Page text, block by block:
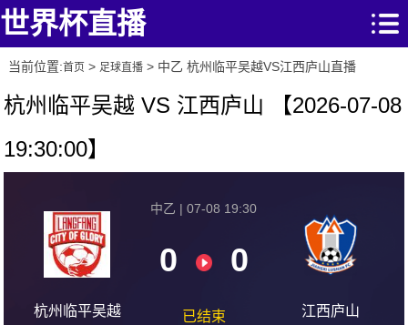
世界杯直播
当前位置:首页> 足球直播> 中乙 杭州临平吴越VS江西庐山直播
杭州临平吴越 VS 江西庐山 【2026-07-08
19:30:00】
杭州临平吴越
中乙 | 07-08 19:30
0 0
已结束 江西庐山